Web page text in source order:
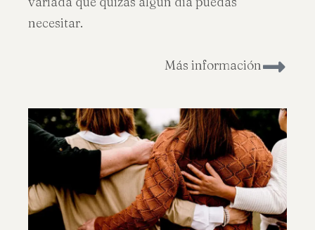
necesitar.
Más información